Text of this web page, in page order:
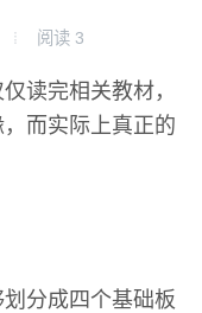
阅读 3
读完相关教材，
而实际上真正的
分成四个基础板